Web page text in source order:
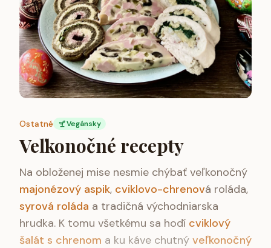
Ostatné Vegánsky
Veľkonočné recepty
Na obloženej mise nesmie chýbať veľkonočný
majonézový aspik, cviklovo-chrenová roláda,
syrová roláda a tradičná východniarska
hrudka. K tomu všetkému sa hodí cviklový
šalát s chrenom a ku káve chutný veľkonočný